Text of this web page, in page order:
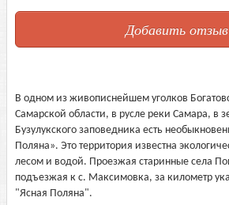
Добавить отзыв
В одном из живописнейшем уголков
Самарской области, в русле реки Самара, в
Бузулукского заповедника есть
Поляна». Это территория известна
лесом и водой. Проезжая старинные села
подъезжая к с. Максимовка, за километр
"Ясная Поляна".